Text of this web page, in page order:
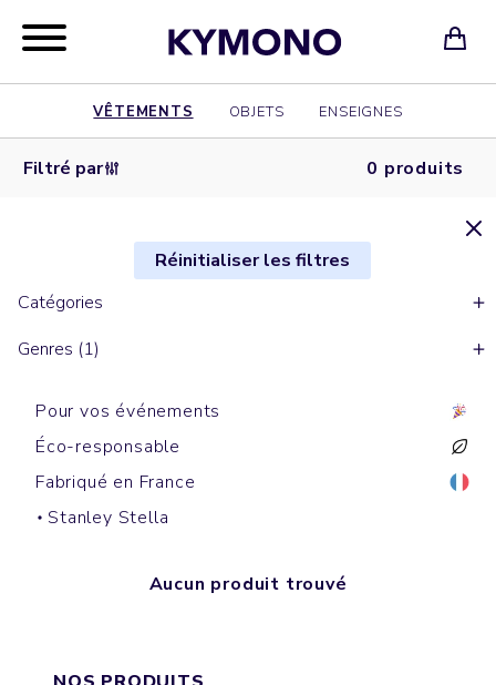
VÊTEMENTS OBJETS ENSEIGNES
Filtré par 0 produits
Réinitialiser les filtres
Catégories
Genres (1)
Pour vos événements
Éco-responsable
Fabriqué en France
Stanley Stella
Aucun produit trouvé